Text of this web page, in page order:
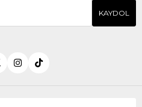
KAYDOL